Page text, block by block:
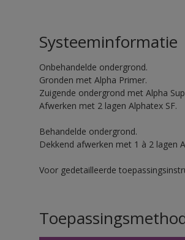
Systeeminformatie
Onbehandelde ondergrond.
Gronden met Alpha Primer.
Zuigende ondergrond met Alpha
Afwerken met 2 lagen Alphatex SF.
Behandelde ondergrond.
Dekkend afwerken met 1 à 2 lagen
Voor gedetailleerde